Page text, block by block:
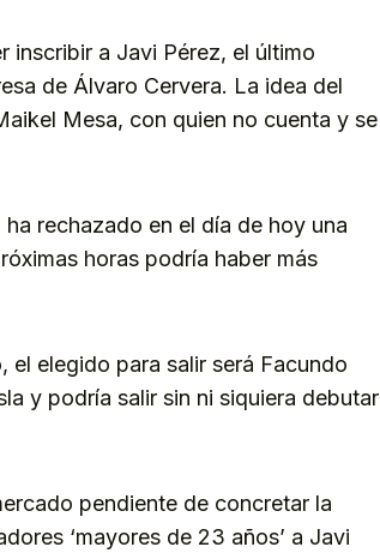
inscribir a Javi Pérez, el último
de Álvaro Cervera. La idea del
Mesa, con quien no cuenta y se
rechazado en el día de hoy una
horas podría haber más
elegido para salir será Facundo
y podría salir sin ni siquiera debutar
pendiente de concretar la
‘mayores de 23 años’ a Javi